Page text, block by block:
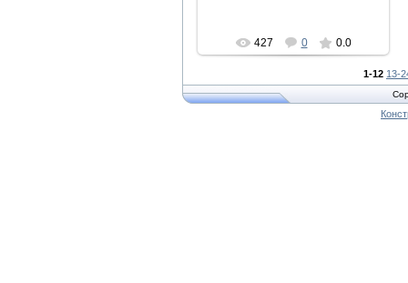
427 0 0.0
1-12 13-